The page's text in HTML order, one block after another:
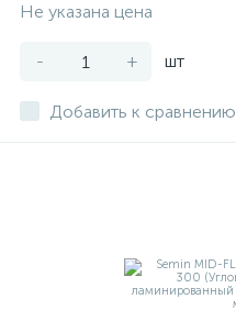
Не указана цена
- + шт
Добавить к сравнению